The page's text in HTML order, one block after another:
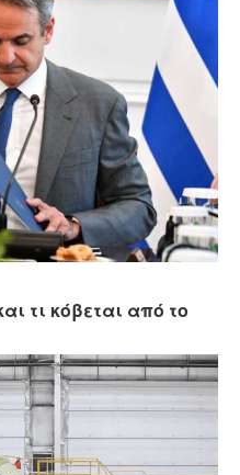
τι κόβεται από το